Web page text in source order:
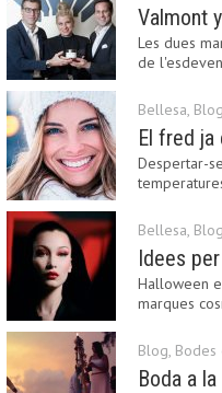
Les dues
de
Bellesa, Blog
Despertar-
Bellesa, Blog
Halloween
marques
Blog, Bodes
Boda a